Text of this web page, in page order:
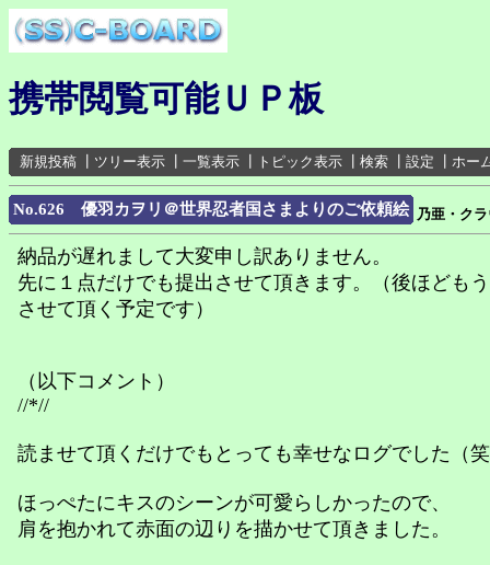
携帯閲覧可能ＵＰ板
新規投稿 ツリー表示 一覧表示 トピック表示 検索 設定 ホー
No.626 優羽カヲリ＠世界忍者国さまよりのご依頼絵 乃亜・ク
納品が遅れまして大変申し訳ありません。
先に１点だけでも提出させて頂きます。（後ほども
させて頂く予定です）
（以下コメント）
//*//
読ませて頂くだけでもとっても幸せなログでした（
ほっぺたにキスのシーンが可愛らしかったので、
肩を抱かれて赤面の辺りを描かせて頂きました。